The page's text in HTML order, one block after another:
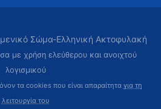
Σώμα-Ελληνική Ακτοφυλακή
με χρήση ελεύθερου και ανοιχτού
λογισμικού
τα cookies που είναι απαραίτητα για τη
λειτουργία του